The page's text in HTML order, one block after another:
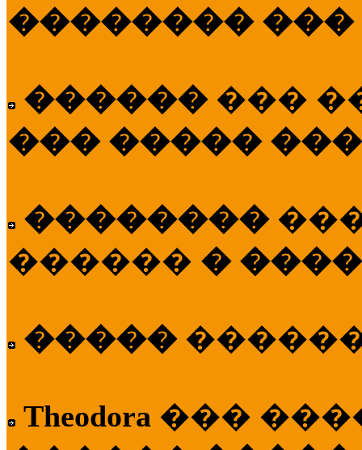
�������� ���
������ ���
��� �����
��������
������ �
�����
Theodora ���